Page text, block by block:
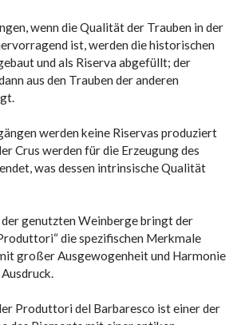
wenn die Qualität der Trauben in der
ist, werden die historischen
und als Riserva abgefüllt; der
aus den Trauben der anderen
werden keine Riservas produziert
Crus werden für die Erzeugung des
was dessen intrinsische Qualität
genutzten Weinberge bringt der
die spezifischen Merkmale
großer Ausgewogenheit und Harmonie
Produttori del Barbaresco ist einer der